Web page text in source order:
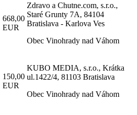
668,00
EUR
Zdravo a Chutne.com, s.r.o.,
Staré Grunty 7A, 84104
Bratislava - Karlova Ves
Obec Vinohrady nad Váhom
150,00
EUR
KUBO MEDIA, s.r.o., Krátka
ul.1422/4, 81103 Bratislava
Obec Vinohrady nad Váhom